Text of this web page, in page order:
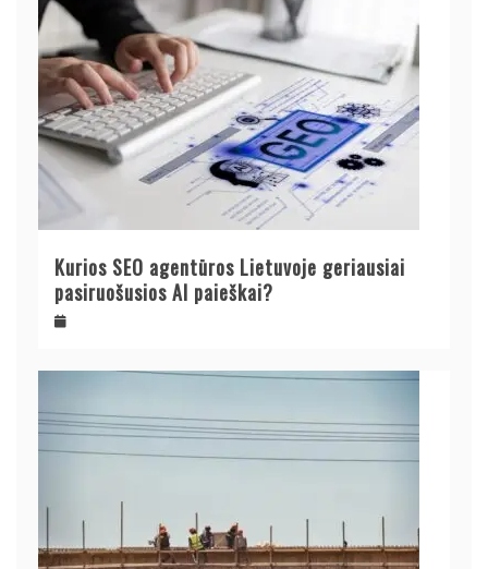
Kurios SEO agentūros Lietuvoje geriausiai
pasiruošusios AI paieškai?